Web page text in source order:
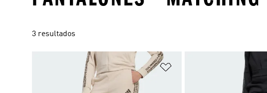
3 resultados
Añadir a la lista de deseos